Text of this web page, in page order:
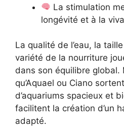
La stimulation
longévité et à la
La qualité de l’eau, la
variété de la nourriture
dans son équilibre global.
qu’Aquael ou Ciano
d’aquariums spacieux et
facilitent la création d’un
adapté.